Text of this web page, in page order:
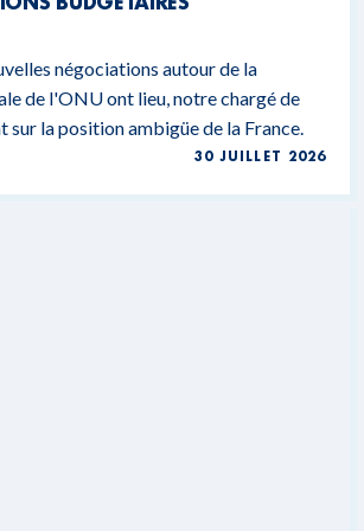
négociations autour de la
de l'ONU ont lieu, notre chargé de
sur la position ambigüe de la France.
30 JUILLET 2026